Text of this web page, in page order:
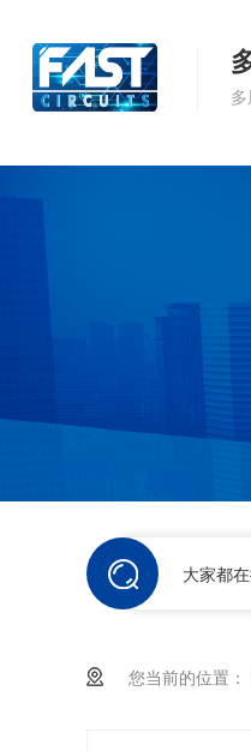
大家都在
您当前的位置：